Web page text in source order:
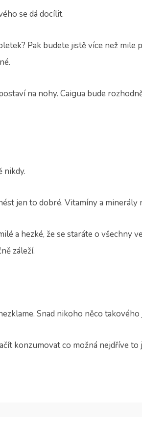
se dá docílit.
Pak budete jistě více než
na nohy. Caigua bude
nikdy.
jen to dobré. Vitamíny a
a hezké, že se staráte o všechny
záleží.
Snad nikoho něco
konzumovat co možná nejdříve to